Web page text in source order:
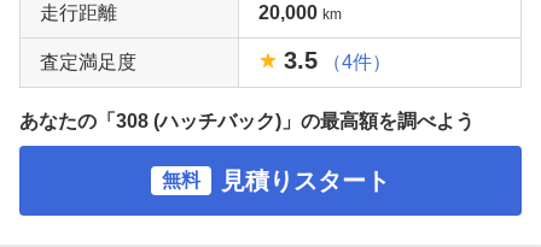
走行距離 20,000 km
査定満足度 3.5 （4件）
あなたの「308 (ハッチバック)」の最高額を調べよう
無料 見積りスタート